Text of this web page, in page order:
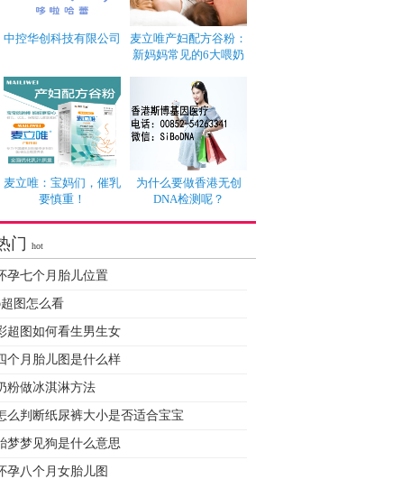
中控华创科技有限公司
麦立唯产妇配方谷粉：
新妈妈常见的6大喂奶
麦立唯：宝妈们，催乳
要慎重！
为什么要做香港无创
DNA检测呢？
门 hot
孕七个月胎儿位置
图怎么看
超图如何看生男生女
个月胎儿图是什么样
粉做冰淇淋方法
么判断纸尿裤大小是否适合宝宝
梦梦见狗是什么意思
孕八个月女胎儿图